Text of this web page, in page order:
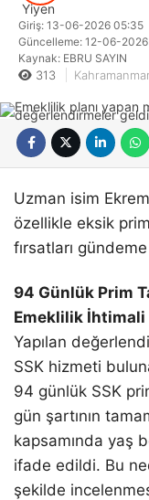
Giriş: 13-06-2026 05:35
Güncelleme: 12-06-
Kaynak: EBRU SAYIN
313
Uzman isim Ekrem
özellikle eksik
fırsatları gündeme
94 Günlük Prim
Emeklilik İhtimali
Yapılan
SSK hizmeti
94 günlük SSK
gün şartının
kapsamında yaş
ifade edildi. Bu
şekilde